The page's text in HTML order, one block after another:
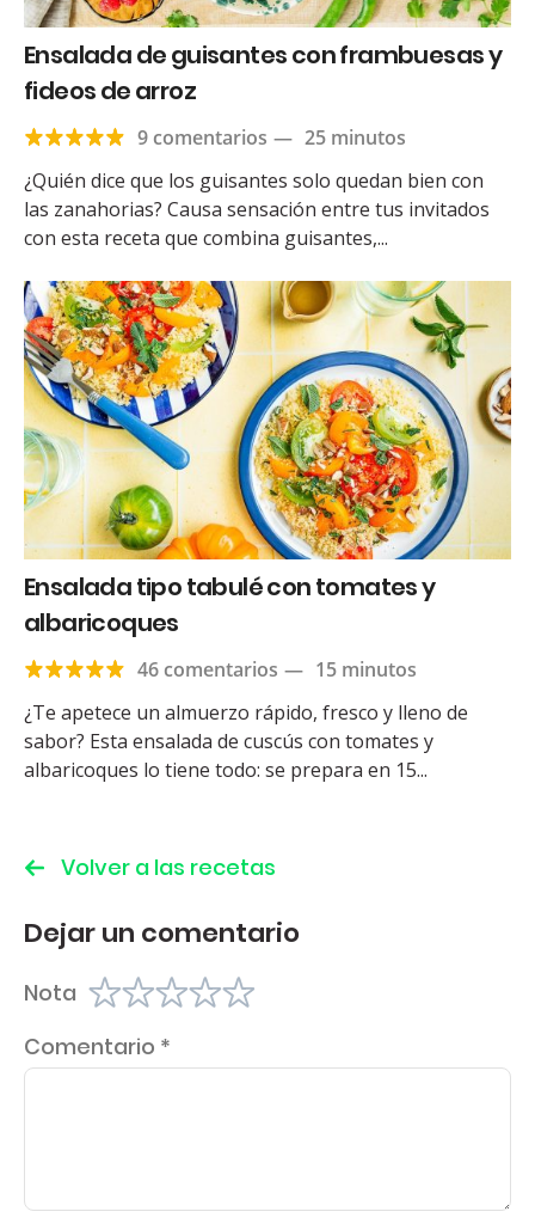
Ensalada de guisantes con frambuesas y
fideos de arroz
9 comentarios — 25 minutos
¿Quién dice que los guisantes solo quedan bien con
las zanahorias? Causa sensación entre tus invitados
con esta receta que combina guisantes,...
Ensalada tipo tabulé con tomates y
albaricoques
46 comentarios — 15 minutos
¿Te apetece un almuerzo rápido, fresco y lleno de
sabor? Esta ensalada de cuscús con tomates y
albaricoques lo tiene todo: se prepara en 15...
Volver a las recetas
Dejar un comentario
Nota
Comentario *